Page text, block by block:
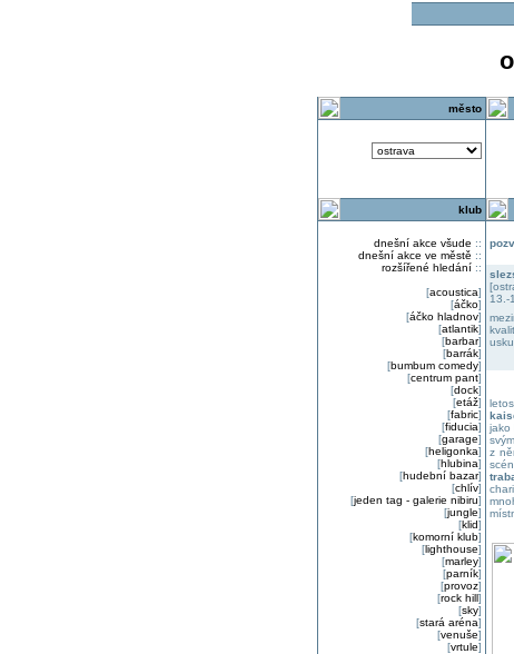
město
klub
dnešní akce všude ::
dnešní akce ve městě ::
rozšířené hledání::
[acoustica]
[áčko]
[áčko hladnov]
[atlantik]
[barbar]
[barrák]
[bumbum comedy]
[centrum pant]
[dock]
[etáž]
[fabric]
[fiducia]
[garage]
[heligonka]
[hlubina]
[hudební bazar]
[chlív]
[jeden tag - galerie nibiru]
[jungle]
[klid]
[komorní klub]
[lighthouse]
[marley]
[parník]
[provoz]
[rock hill]
[sky]
[stará aréna]
[venuše]
[vrtule]
13.-
jako
z